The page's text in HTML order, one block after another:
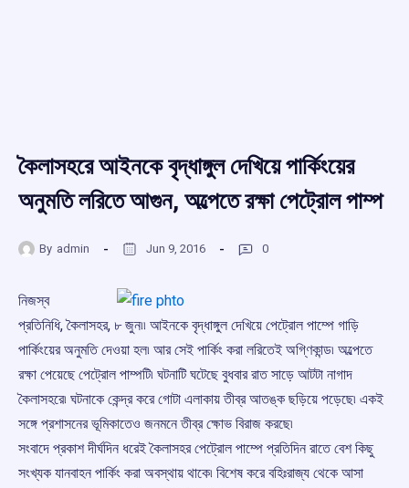
কৈলাসহরে আইনকে বৃদ্ধাঙ্গুল দেখিয়ে পার্কিংয়ের
অনুমতি লরিতে আগুন, অল্পেতে রক্ষা পেট্রোল পাম্প
By admin Jun 9, 2016 0
নিজস্ব
প্রতিনিধি, কৈলাসহর, ৮ জুন৷৷ আইনকে বৃদ্ধাঙ্গুল দেখিয়ে পেট্রোল পাম্পে গাড়ি
পার্কিংয়ের অনুমতি দেওয়া হল৷ আর সেই পার্কিং করা লরিতেই অগ্ণিকান্ড৷ অল্পেতে
রক্ষা পেয়েছে পেট্রোল পাম্পটি৷ ঘটনাটি ঘটেছে বুধবার রাত সাড়ে আটটা নাগাদ
কৈলাসহরে৷ ঘটনাকে কেন্দ্র করে গোটা এলাকায় তীব্র আতঙ্ক ছড়িয়ে পড়েছে৷ একই
সঙ্গে প্রশাসনের ভূমিকাতেও জনমনে তীব্র ক্ষোভ বিরাজ করছে৷
সংবাদে প্রকাশ দীর্ঘদিন ধরেই কৈলাসহর পেট্রোল পাম্পে প্রতিদিন রাতে বেশ কিছু
সংখ্যক যানবাহন পার্কিং করা অবস্থায় থাকে৷ বিশেষ করে বহিঃরাজ্য থেকে আসা